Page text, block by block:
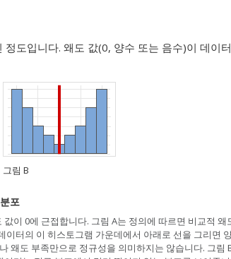
도입니다. 왜도 값(0, 양수 또는 음수)이 데이
그림 B
포
이 0에 근접합니다. 그림 A는 정의에 따르면 비교적
이터의 이 히스토그램 가운데에서 아래로 선을 그리면
왜도 부족만으로 정규성을 의미하지는 않습니다. 그림